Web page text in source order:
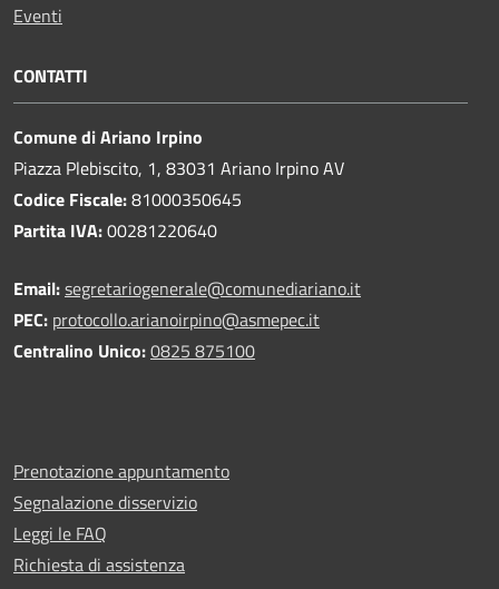
Eventi
CONTATTI
Comune di Ariano Irpino
Piazza Plebiscito, 1, 83031 Ariano Irpino AV
Codice Fiscale:81000350645
Partita IVA:00281220640
Email:segretariogenerale@comunediariano.it
PEC: protocollo.arianoirpino@asmepec.it
Centralino Unico:0825 875100
Prenotazione appuntamento
Segnalazione disservizio
Leggi le FAQ
Richiesta di assistenza